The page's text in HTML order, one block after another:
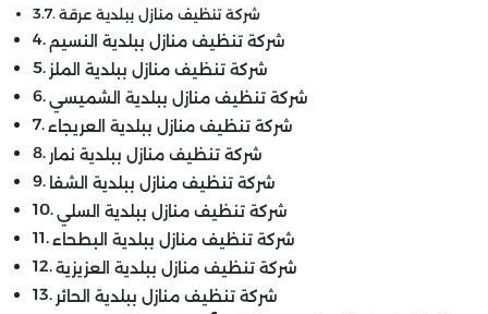
شركة تنظيف منازل ببلدية عرقة
شركة تنظيف منازل ببلدية النسيم
شركة تنظيف منازل ببلدية الملز
شركة تنظيف منازل ببلدية الشميسي
شركة تنظيف منازل ببلدية العريجاء
شركة تنظيف منازل ببلدية نمار
شركة تنظيف منازل ببلدية الشفا
شركة تنظيف منازل ببلدية السلي
شركة تنظيف منازل ببلدية البطحاء
شركة تنظيف منازل ببلدية العزيزية
شركة تنظيف منازل ببلدية الحائر